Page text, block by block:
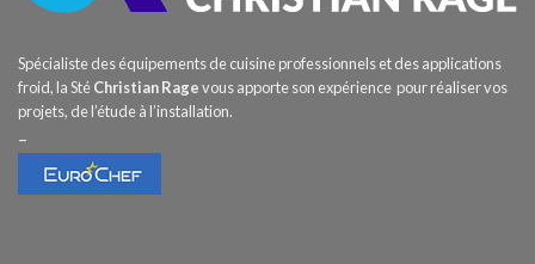
Spécialiste des équipements de cuisine professionnels et des applications
froid, la StéChristian Ragevous apporte son expérience pour réaliser vos
projets, de l’étude à l’installation.
–